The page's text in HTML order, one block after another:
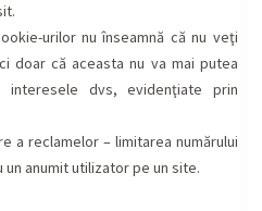
urilor nu înseamnă că nu veţi
doar că aceasta nu va mai putea
dvs, evidenţiate prin
a reclamelor – limitarea numărului
anumit utilizator pe un site.